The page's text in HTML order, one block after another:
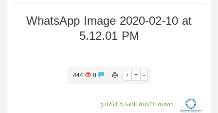
WhatsApp Image 2020-02-10 at
5.12.01 PM
+ = -
444
جمعية التنمية الأهلية الأفلاج